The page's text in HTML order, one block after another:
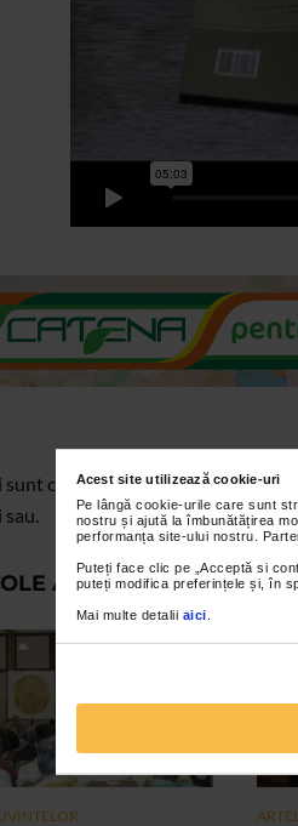
Acest site utilizează cookie-uri
Pe lângă cookie-urile care sunt
nostru și ajută la îmbunătățirea
performanța site-ului nostru.
Puteți face clic pe „Acceptă si
puteți modifica preferințele și, în
Mai multe detalii aici
colectionari de idei. Pornind
ASEMANATOARE